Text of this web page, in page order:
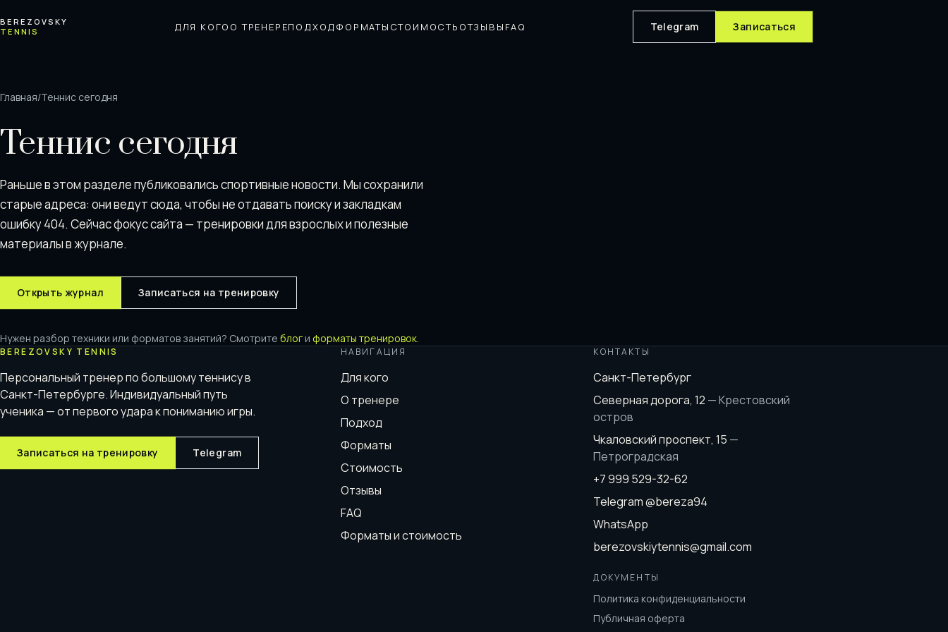
BEREZOVSKY
TENNIS
ДЛЯ КОГО О ТРЕНЕРЕПОДХОД ФОРМАТЫ СТОИМОСТЬ ОТЗЫВЫ FAQ Telegram Записаться
Главная/Теннис сегодня
Теннис сегодня
Раньше в этом разделе публиковались спортивные новости. Мы сохранили
старые адреса: они ведут сюда, чтобы не отдавать поискy и закладкам
ошибку 404. Сейчас фокус сайта — тренировки для взрослых и полезные
материалы в журнале.
Открыть журнал Записаться на тренировку
Нужен разбор техники или форматов занятий? Смотрите блог и форматы тренировок.
BEREZOVSKY TENNIS
Персональный тренер по большому теннису в
Санкт-Петербурге. Индивидуальный путь
ученика — от первого удара к пониманию игры.
Записаться на тренировку Telegram
НАВИГАЦИЯ
Для кого
О тренере
Подход
Форматы
Стоимость
Отзывы
FAQ
Форматы и стоимость
КОНТАКТЫ
Санкт-Петербург
Северная дорога, 12 —Крестовский
остров
Чкаловский проспект, 15 —
Петроградская
+7 999 529-32-62
Telegram@bereza94
WhatsApp
berezovskiytennis@gmail.com
ДОКУМЕНТЫ
Политика конфиденциальности
Публичная оферта